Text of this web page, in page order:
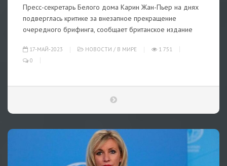
Пресс-секретарь Белого дома Карин Жан-Пьер на днях
подверглась критике за внезапное прекращение
очередного брифинга, сообщает британское издание
17-МАЙ-2023 НОВОСТИ / В МИРЕ
1 751
0